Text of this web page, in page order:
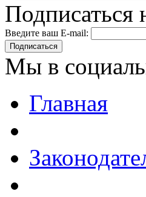
Подписаться
Введите ваш E-mail:
Подписаться
Мы в
Главная